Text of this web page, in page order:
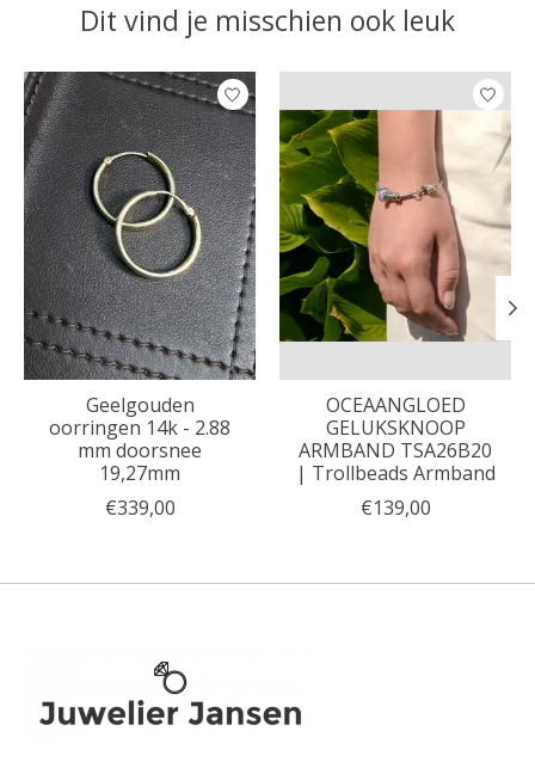
Dit vind je misschien ook leuk
Items van productcarrousel
Geelgouden
oorringen 14k - 2.88
mm doorsnee
19,27mm
€339,00
OCEAANGLOED
GELUKSKNOOP
ARMBAND TSA26B20
| Trollbeads Armband
€139,00